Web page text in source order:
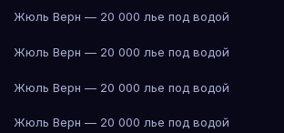
Жюль Верн — 20 000 лье под водой
Жюль Верн — 20 000 лье под водой
Жюль Верн — 20 000 лье под водой
Жюль Верн — 20 000 лье под водой